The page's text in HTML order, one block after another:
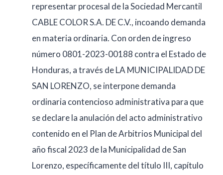
representar procesal de la Sociedad Mercantil
CABLE COLOR S.A. DE C.V., incoando demanda
en materia ordinaria. Con orden de ingreso
número 0801-2023-00188 contra el Estado de
Honduras, a través de LA MUNICIPALIDAD DE
SAN LORENZO, se interpone demanda
ordinaria contencioso administrativa para que
se declare la anulación del acto administrativo
contenido en el Plan de Arbitrios Municipal del
año fiscal 2023 de la Municipalidad de San
Lorenzo, específicamente del título III, capítulo